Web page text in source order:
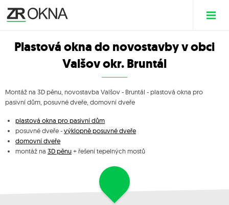
Plastová okna do novostavby v obci
Valšov okr. Bruntál
Montáž na 3D pěnu, novostavba Valšov - Bruntál - plastová okna pro
pasivní dům, posuvné dveře, domovní dveře
plastová okna pro pasivní dům
posuvné dveře -výklopně posuvné dveře
domovní dveře
montáž na 3D pěnu+ řešení tepelných mostů